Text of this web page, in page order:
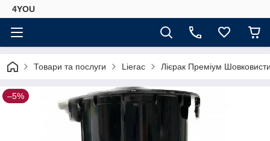
4YOU
Товари та послуги Lierac Лієрак Преміум
–5%